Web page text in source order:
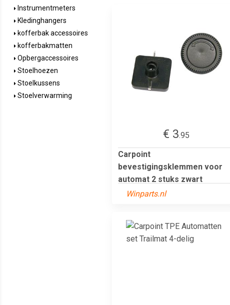
Instrumentmeters
Kledinghangers
kofferbak accessoires
kofferbakmatten
Opbergaccessoires
Stoelhoezen
Stoelkussens
Stoelverwarming
€ 3.95
Carpoint
bevestigingsklemmen voor
automat 2 stuks zwart
Winparts.nl